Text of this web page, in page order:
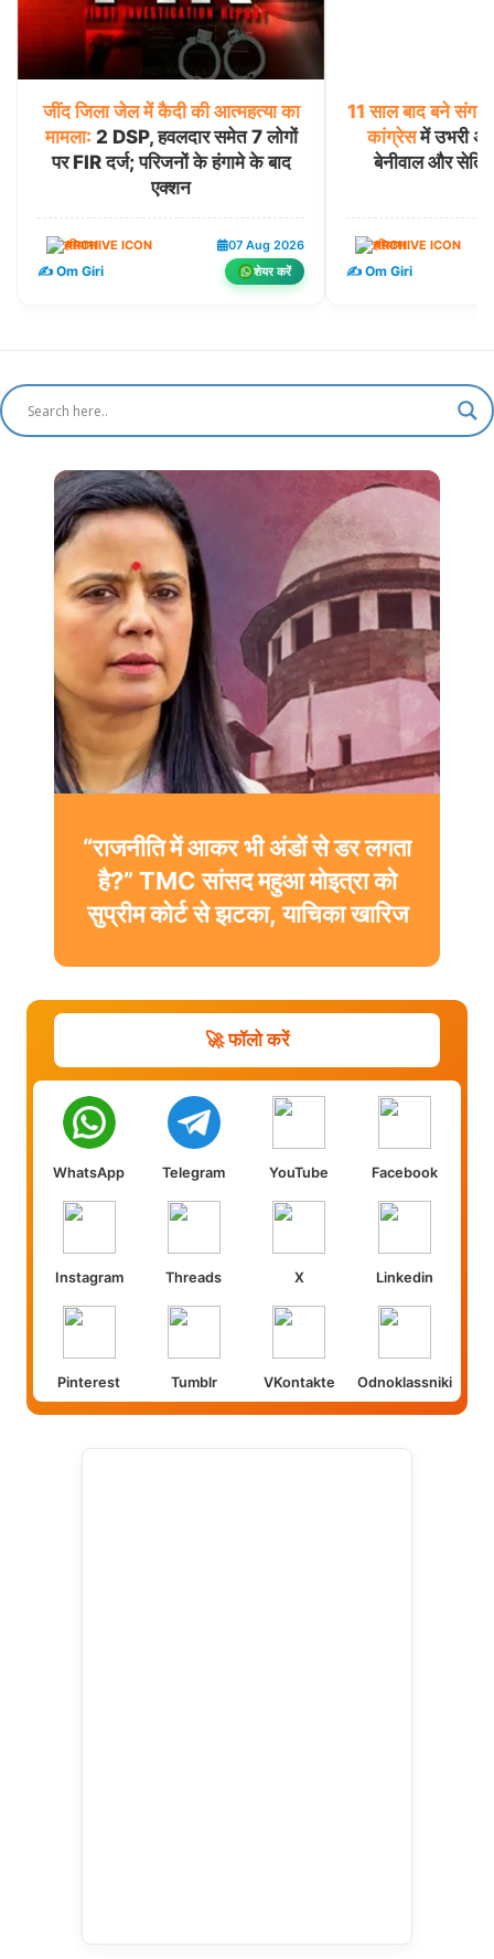
जींद जिला जेल में कैदी की आत्महत्या का
मामला: 2 DSP, हवलदार समेत 7 लोगों
पर FIR दर्ज; परिजनों के हंगामे के बाद
एक्शन
हरियाणा 07 Aug 2026
✍️ Om Giri शेयर करें
11 साल बाद बने
कांग्रेसमें उभरी
बेनीवाल और
हरियाणा
✍️ Om Giri
“राजनीति में आकर भी अंडों से डर लगता
है?” TMC सांसद महुआ मोइत्रा को
सुप्रीम कोर्ट से झटका, याचिका खारिज
🚀 फॉलो करें
WhatsApp Telegram YouTube Facebook
Instagram Threads X Linkedin
Pinterest Tumblr VKontakte Odnoklassniki